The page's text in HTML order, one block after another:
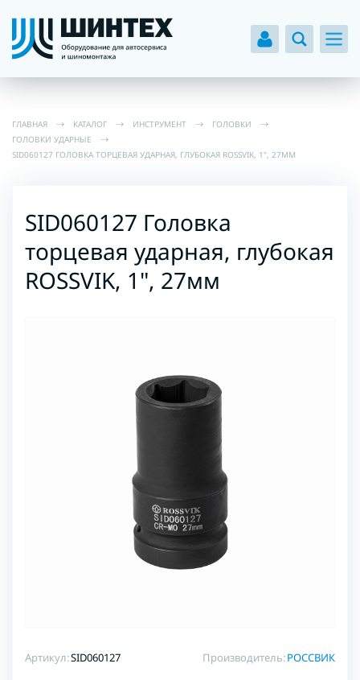
ГЛАВНАЯ КАТАЛОГ ИНСТРУМЕНТ
ГОЛОВКИ
ГОЛОВКИ УДАРНЫЕ
SID060127 ГОЛОВКА ТОРЦЕВАЯ УДАРНАЯ, ГЛУБОКАЯ ROSSVIK, 1", 27ММ
SID060127 Головка
торцевая ударная, глубокая
ROSSVIK, 1", 27мм
Артикул:SID060127 Производитель:РОССВИК